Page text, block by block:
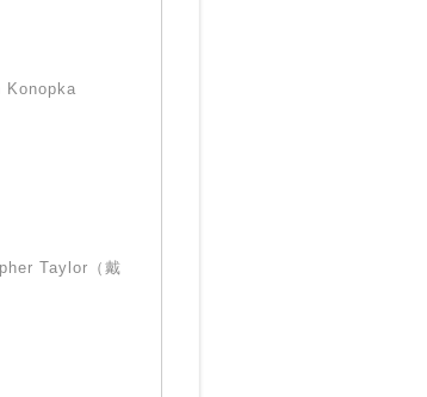
Konopka
Taylor（戴